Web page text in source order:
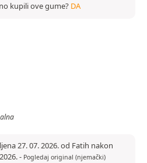
kupili ove gume? DA
27. 07. 2026. od Fatih nakon
- Pogledaj original (njemački)